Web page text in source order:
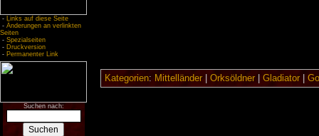
- Links auf diese Seite
- Änderungen an verlinkten
Seiten
- Spezialseiten
- Druckversion
- Permanenter Link
Suchen nach:
Kategorien: Mittelländer| Orksöldner| Gladiator|